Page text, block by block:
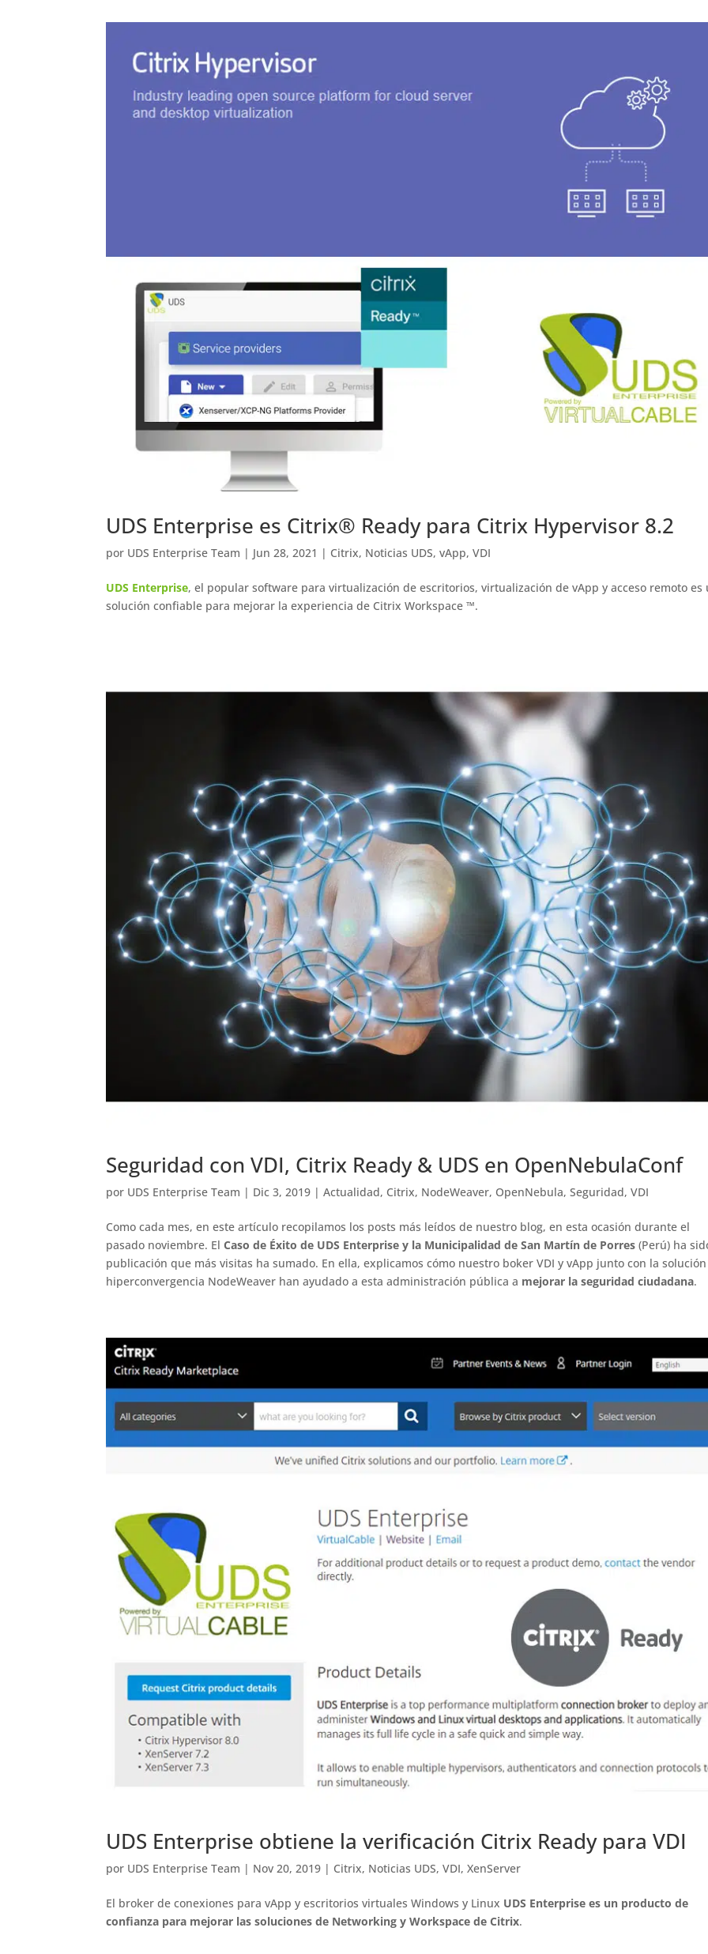
UDS Enterprise es Citrix® Ready para Citrix Hypervisor 8.2
por UDS Enterprise Team | Jun 28, 2021 | Citrix, Noticias UDS,vApp,VDI
UDS Enterprise, el popular software para virtualización de escritorios, virtualización de vApp y acceso remoto es
solución confiable para mejorar la experiencia de Citrix Workspace ™.
Seguridad con VDI, Citrix Ready & UDS en OpenNebulaConf
por UDS Enterprise Team | Dic 3, 2019 |Actualidad, Citrix, NodeWeaver, OpenNebula,Seguridad,VDI
Como cada mes, en este artículo recopilamos los posts más leídos de nuestro blog, en esta ocasión durante el
pasado noviembre. ElCaso de Éxito de UDS Enterprise y la Municipalidad de San Martín de Porres (Perú) ha
publicación que más visitas ha sumado. En ella, explicamos cómo nuestro boker VDI y vApp junto con la
hiperconvergencia NodeWeaver han ayudado a esta administración pública a mejorar la seguridad ciudadana.
UDS Enterprise obtiene la verificación Citrix Ready para VDI
por UDS Enterprise Team | Nov 20, 2019 | Citrix, Noticias UDS,VDI,XenServer
El broker de conexiones para vApp y escritorios virtuales Windows y Linux UDS Enterprise es un producto de
confianza para mejorar las soluciones de Networking y Workspace de Citrix.